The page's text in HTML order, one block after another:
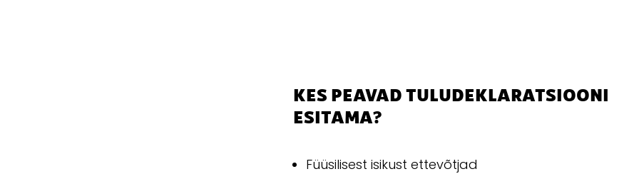
KES PEAVAD TULUDEKLARATSIOONI
ESITAMA?
Füüsilisest isikust ettevõtjad